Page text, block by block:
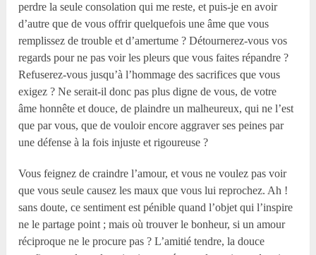
perdre la seule consolation qui me reste, et puis-je en avoir
d’autre que de vous offrir quelquefois une âme que vous
remplissez de trouble et d’amertume ? Détournerez-vous vos
regards pour ne pas voir les pleurs que vous faites répandre ?
Refuserez-vous jusqu’à l’hommage des sacrifices que vous
exigez ? Ne serait-il donc pas plus digne de vous, de votre
âme honnête et douce, de plaindre un malheureux, qui ne l’est
que par vous, que de vouloir encore aggraver ses peines par
une défense à la fois injuste et rigoureuse ?
Vous feignez de craindre l’amour, et vous ne voulez pas voir
que vous seule causez les maux que vous lui reprochez. Ah !
sans doute, ce sentiment est pénible quand l’objet qui l’inspire
ne le partage point ; mais où trouver le bonheur, si un amour
réciproque ne le procure pas ? L’amitié tendre, la douce